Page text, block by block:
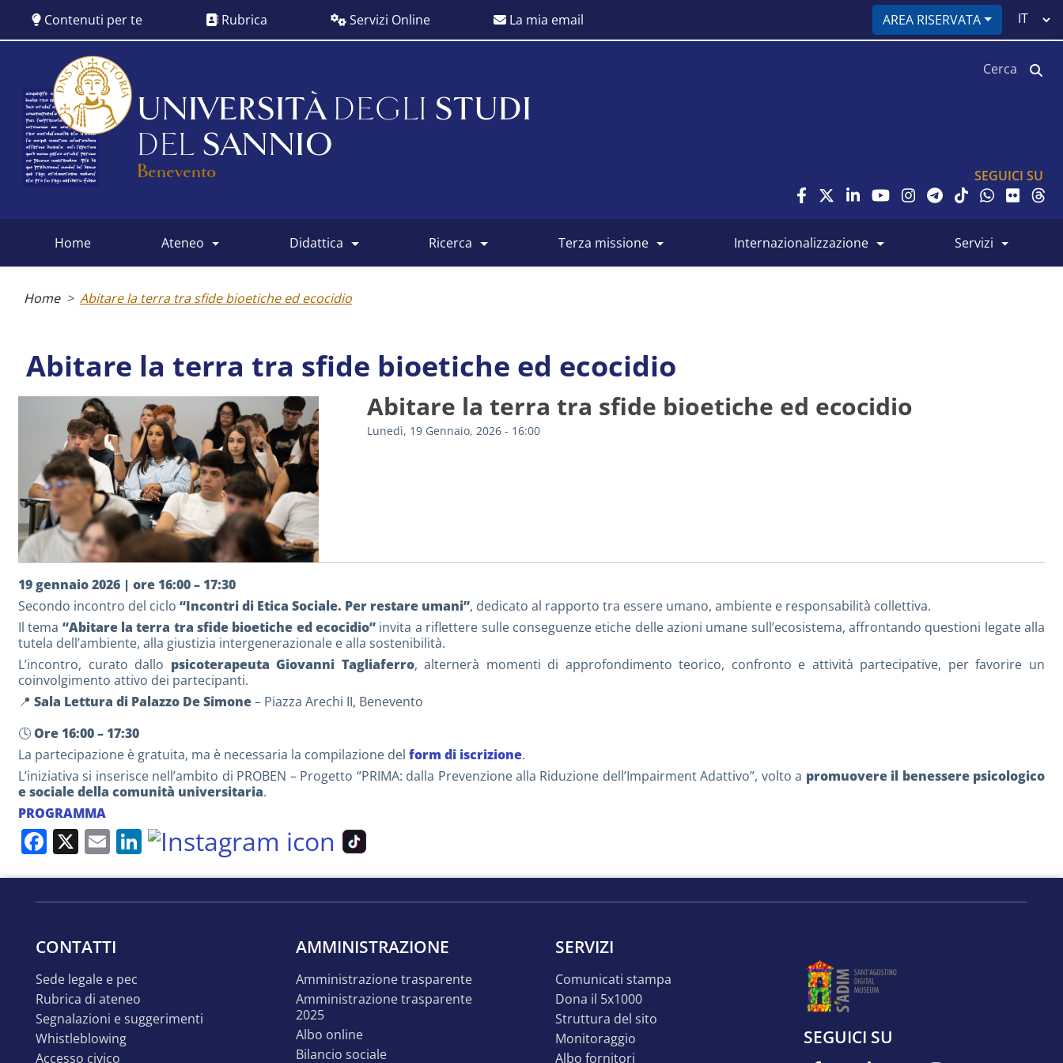
contenuto
Contenuti per te Rubrica Servizi Online La mia email AREA RISERVATA
Select
UNIVERSITÀ DEGLI STUDI
DEL SANNIO
Benevento SEGUICI SU
menu
home ateneo didattica ricerca terza missione internazionalizzazione servizi
Home Abitare la terra tra sfide bioetiche ed ecocidio
Abitare la terra tra sfide bioetiche ed ecocidio
Abitare la terra tra sfide bioetiche ed ecocidio
Lunedì, 19 Gennaio, 2026 - 16:00
19 gennaio 2026 | ore 16:00 – 17:30
Secondo incontro del ciclo “Incontri di Etica Sociale. Per restare umani”, dedicato al rapporto tra essere umano, ambiente e responsabilità collettiva.
Il tema “Abitare la terra tra sfide bioetiche ed ecocidio” invita a riflettere sulle conseguenze etiche delle azioni umane sull’ecosistema, affrontando questioni legate alla
tutela dell’ambiente, alla giustizia intergenerazionale e alla sostenibilità.
L’incontro, curato dallo psicoterapeuta Giovanni Tagliaferro, alternerà momenti di approfondimento teorico, confronto e attività partecipative, per favorire un
coinvolgimento attivo dei partecipanti.
📍 Sala Lettura di Palazzo De Simone– Piazza Arechi II, Benevento
🕓Ore 16:00 – 17:30
La partecipazione è gratuita, ma è necessaria la compilazione del form di iscrizione.
L’iniziativa si inserisce nell’ambito di PROBEN – Progetto “PRIMA: dalla Prevenzione alla Riduzione dell’Impairment Adattivo”, volto a promuovere il benessere psicologico
e sociale della comunità universitaria.
PROGRAMMA
Facebook
X EmailLinkedIn
CONTATTI
sede legale e pec
rubrica di ateneo
segnalazioni e suggerimenti
whistleblowing
accesso civico
AMMINISTRAZIONE
amministrazione trasparente
amministrazione trasparente
2025
albo online
bilancio sociale
SERVIZI
comunicati stampa
dona il 5x1000
struttura del sito
monitoraggio
albo fornitori
SEGUICI SU